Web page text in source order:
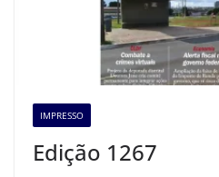
IMPRESSO
Edição 1267